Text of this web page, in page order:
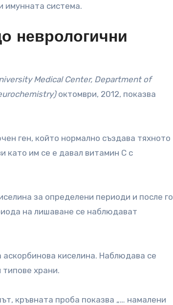
имунната система.
неврологични
Medical Center, Department of
октомври, 2012, показва
ген, който нормално създава тяхното
като им се е давал витамин С с
за определени периоди и после го
на лишаване се наблюдават
киселина. Наблюдава се
храни.
кръвната проба показва „… намалени